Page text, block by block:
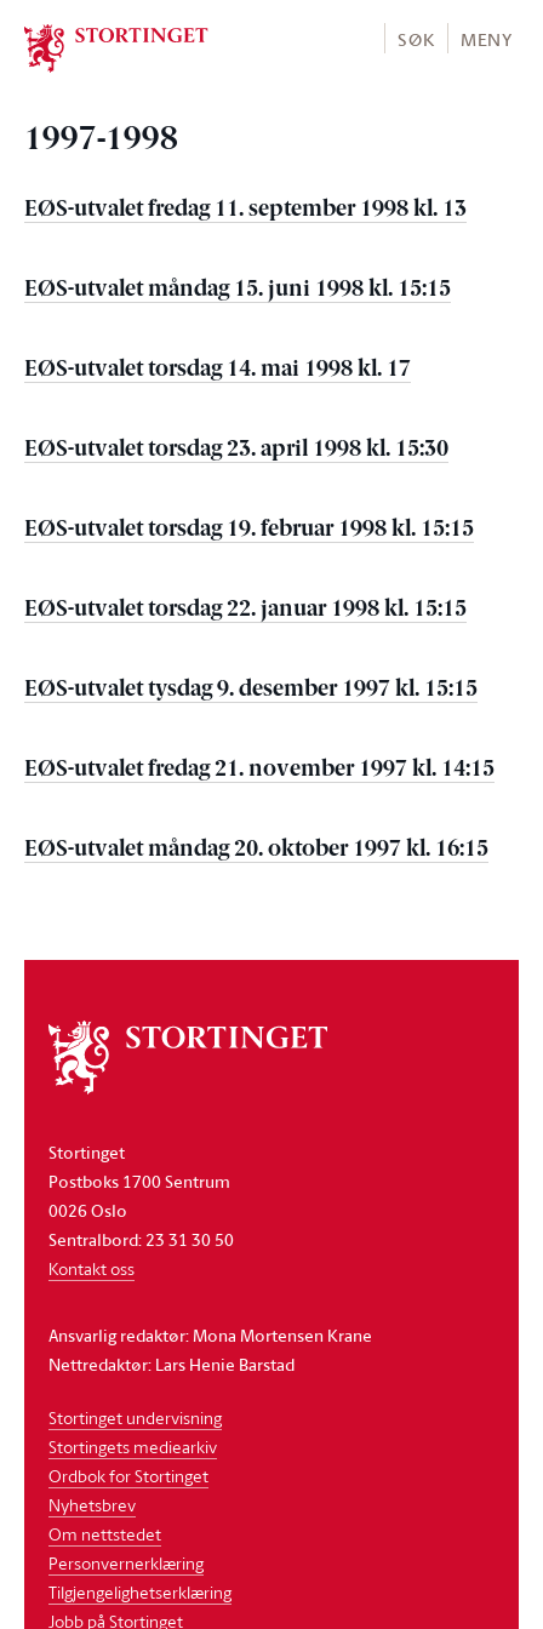
Stortinget.no
SØK MENY
1997-1998
EØS-utvalet fredag 11. september 1998 kl. 13
EØS-utvalet måndag 15. juni 1998 kl. 15:15
EØS-utvalet torsdag 14. mai 1998 kl. 17
EØS-utvalet torsdag 23. april 1998 kl. 15:30
EØS-utvalet torsdag 19. februar 1998 kl. 15:15
EØS-utvalet torsdag 22. januar 1998 kl. 15:15
EØS-utvalet tysdag 9. desember 1997 kl. 15:15
EØS-utvalet fredag 21. november 1997 kl. 14:15
EØS-utvalet måndag 20. oktober 1997 kl. 16:15
Om
stortinget
Stortinget
Postboks 1700 Sentrum
0026 Oslo
Sentralbord: 23 31 30 50
Kontakt oss
Ansvarlig redaktør: Mona Mortensen Krane
Nettredaktør: Lars Henie Barstad
Stortinget undervisning
Stortingets mediearkiv
Ordbok for Stortinget
Nyhetsbrev
Om nettstedet
Personvernerklæring
Tilgjengelighetserklæring
Jobb på Stortinget